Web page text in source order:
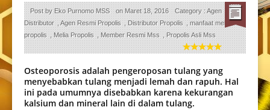
Post byEko Purnomo MSS onMaret 18, 2016 Category :Agen
Distributor ,Agen Resmi Propolis ,Distributor Propolis ,manfaat melia
propolis ,Melia Propolis ,Member Resmi Mss ,Propolis Asli Mss
Osteoporosis adalah pengeroposan tulang yang
menyebabkan tulang menjadi lemah dan rapuh. Hal
ini pada umumnya disebabkan karena kekurangan
kalsium dan mineral lain di dalam tulang.